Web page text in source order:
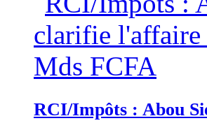
RCI/Impôts : Abou